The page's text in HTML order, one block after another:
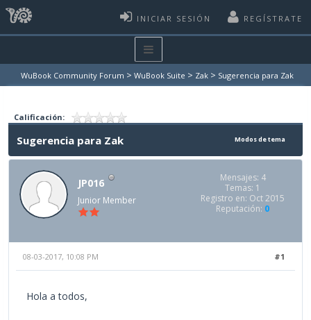
INICIAR SESIÓN REGÍSTRATE
WuBook Community Forum > WuBook Suite > Zak > Sugerencia para Zak
Calificación:
Modos de tema
Sugerencia para Zak
JP016
Junior Member
Mensajes: 4
Temas: 1
Registro en: Oct 2015
Reputación: 0
#1
08-03-2017, 10:08 PM
Hola a todos,